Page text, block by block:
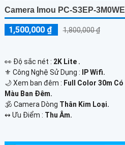
Camera Imou PC-S3EP-3M0WE
1,500,000 ₫ 1,800,000 ₫
️👀 Độ sắc nét : 2K Lite .
⚜️ Công Nghệ Sử Dụng :
IP Wifi.
🌙 Xem ban đêm : Full Color 30m Có
Màu Ban Đêm.
🕉️ Camera Dòng Thân Kim Loại.
️↭ Ưu Điểm : Thu Âm.